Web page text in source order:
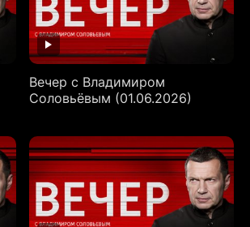
Вечер с Владимиром
Соловьёвым (01.06.2026)